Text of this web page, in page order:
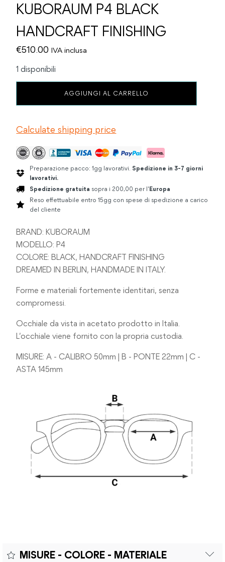
KUBORAUM P4 BLACK
HANDCRAFT FINISHING
€510.00 IVA inclusa
1 disponibili
FINISHING
AGGIUNGI AL CARRELLO
Calculate shipping price
Preparazione pacco: 1gg lavorativi. Spedizione in 3-7 giorni
lavorativi.
Spedizione gratuita sopra i 200,00 per l'Europa
Reso effettuabile entro 15gg con spese di spedizione a carico
del cliente
BRAND: KUBORAUM
MODELLO: P4
COLORE: BLACK, HANDCRAFT FINISHING
DREAMED IN BERLIN, HANDMADE IN ITALY.
Forme e materiali fortemente identitari, senza
compromessi.
Occhiale da vista in acetato prodotto in Italia.
L’occhiale viene fornito con la propria custodia.
MISURE: A - CALIBRO 50mm | B - PONTE 22mm | C -
ASTA 145mm
MISURE - COLORE - MATERIALE